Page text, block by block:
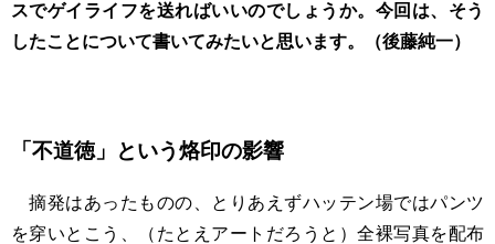
スでゲイライフを送ればいいのでしょうか。今回は、そう
したことについて書いてみたいと思います。（後藤純一）
「不道徳」という烙印の影響
摘発はあったものの、とりあえずハッテン場ではパンツ
を穿いとこう、（たとえアートだろうと）全裸写真を配布